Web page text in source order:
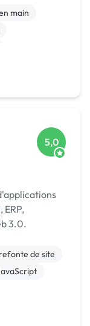
main
5,0
Web 3.0.
de site